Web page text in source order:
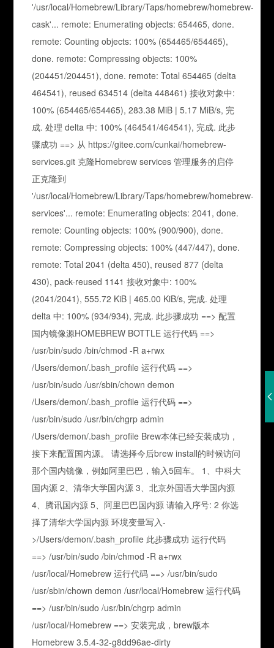
'/usr/local/Homebrew/Library/Taps/homebrew/homebrew-
cask'... remote: Enumerating objects: 654465, done.
remote: Counting objects: 100% (654465/654465),
done. remote: Compressing objects: 100%
(204451/204451), done. remote: Total 654465 (delta
464541), reused 634514 (delta 448461) 接收对象中:
100% (654465/654465), 283.38 MiB | 5.17 MiB/s, 完
成. 处理 delta 中: 100% (464541/464541), 完成. 此步
骤成功 ==> 从 https://gitee.com/cunkai/homebrew-
services.git 克隆Homebrew services 管理服务的启停
正克隆到
'/usr/local/Homebrew/Library/Taps/homebrew/homebrew-
services'... remote: Enumerating objects: 2041, done.
remote: Counting objects: 100% (900/900), done.
remote: Compressing objects: 100% (447/447), done.
remote: Total 2041 (delta 450), reused 877 (delta
430), pack-reused 1141 接收对象中: 100%
(2041/2041), 555.72 KiB | 465.00 KiB/s, 完成. 处理
delta 中: 100% (934/934), 完成. 此步骤成功 ==> 配置
国内镜像源HOMEBREW BOTTLE 运行代码 ==>
/usr/bin/sudo /bin/chmod -R a+rwx
/Users/demon/.bash_profile 运行代码 ==>
/usr/bin/sudo /usr/sbin/chown demon
/Users/demon/.bash_profile 运行代码 ==>
/usr/bin/sudo /usr/bin/chgrp admin
/Users/demon/.bash_profile Brew本体已经安装成功，
接下来配置国内源。 请选择今后brew install的时候访问
那个国内镜像，例如阿里巴巴，输入5回车。 1、中科大
国内源 2、清华大学国内源 3、北京外国语大学国内源
4、腾讯国内源 5、阿里巴巴国内源 请输入序号: 2 你选
择了清华大学国内源 环境变量写入-
>/Users/demon/.bash_profile 此步骤成功 运行代码
==> /usr/bin/sudo /bin/chmod -R a+rwx
/usr/local/Homebrew 运行代码 ==> /usr/bin/sudo
/usr/sbin/chown demon /usr/local/Homebrew 运行代码
==> /usr/bin/sudo /usr/bin/chgrp admin
/usr/local/Homebrew ==> 安装完成，brew版本
Homebrew 3.5.4-32-g8dd96ae-dirty
